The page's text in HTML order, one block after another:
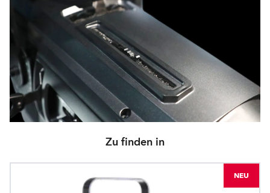
Zu finden in
NEU